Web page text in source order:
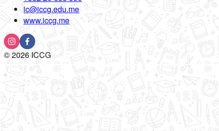
ic@iccg.edu.me
www.iccg.me
©2026ICCG